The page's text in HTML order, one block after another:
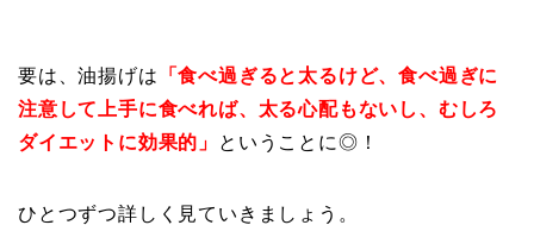
要は、油揚げは 「食べ過ぎると太るけど、食べ過ぎに
注意して上手に食べれば、太る心配もないし、むしろ
ダイエットに効果的」
ということに◎！
ひとつずつ詳しく見ていきましょう。